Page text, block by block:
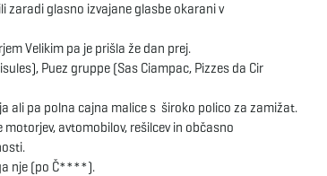
zaradi glasno izvajane glasbe okarani v
Velikim pa je prišla že dan prej.
Puez gruppe (Sas Ciampac, Pizzes da Cir
ali pa polna cajna malice s široko polico za zamižat.
avtomobilov, rešilcev in občasno
nje (po Č****).